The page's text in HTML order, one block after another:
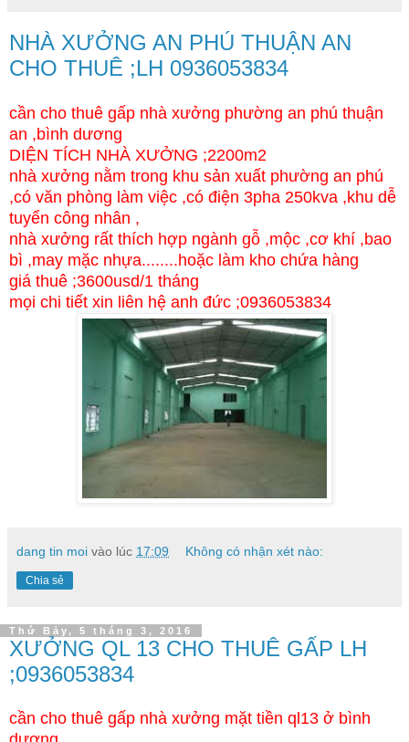
NHÀ XƯỞNG AN PHÚ THUẬN AN
CHO THUÊ ;LH 0936053834
cần cho thuê gấp nhà xưởng phường an phú thuận
an ,bình dương
DIỆN TÍCH NHÀ XƯỞNG ;2200m2
nhà xưởng nằm trong khu sản xuất phường an phú
,có văn phòng làm việc ,có điện 3pha 250kva ,khu dễ
tuyển công nhân ,
nhà xưởng rất thích hợp ngành gỗ ,mộc ,cơ khí ,bao
bì ,may mặc nhựa........hoặc làm kho chứa hàng
giá thuê ;3600usd/1 tháng
mọi chi tiết xin liên hệ anh đức ;0936053834
dang tin moi vào lúc 17:09 Không có nhận xét nào:
Chia sẻ
Thứ Bảy, 5 tháng 3, 2016
XƯỞNG QL 13 CHO THUÊ GẤP LH
;0936053834
cần cho thuê gấp nhà xưởng mặt tiền ql13 ở bình